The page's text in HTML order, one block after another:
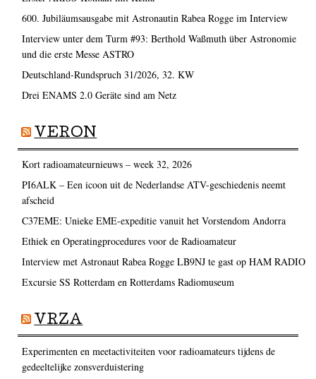
600. Jubiläumsausgabe mit Astronautin Rabea Rogge im Interview
Interview unter dem Turm #93: Berthold Waßmuth über Astronomie
und die erste Messe ASTRO
Deutschland-Rundspruch 31/2026, 32. KW
Drei ENAMS 2.0 Geräte sind am Netz
VERON
Kort radioamateurnieuws – week 32, 2026
PI6ALK – Een icoon uit de Nederlandse ATV-geschiedenis neemt
afscheid
C37EME: Unieke EME-expeditie vanuit het Vorstendom Andorra
Ethiek en Operatingprocedures voor de Radioamateur
Interview met Astronaut Rabea Rogge LB9NJ te gast op HAM RADIO
Excursie SS Rotterdam en Rotterdams Radiomuseum
VRZA
Experimenten en meetactiviteiten voor radioamateurs tijdens de
gedeeltelijke zonsverduistering